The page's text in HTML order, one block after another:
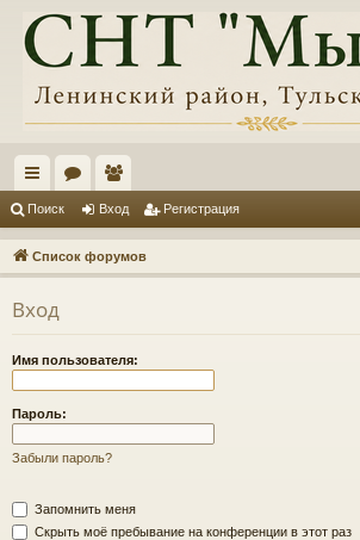
с
ы
лк
и
ум
ы
ол
ьз
ов
и
Поиск Вход Регистрация
Список форумов
Вход
Имя пользователя:
Пароль:
Забыли пароль?
Запомнить меня
Скрыть моё пребывание на конференции в этот раз